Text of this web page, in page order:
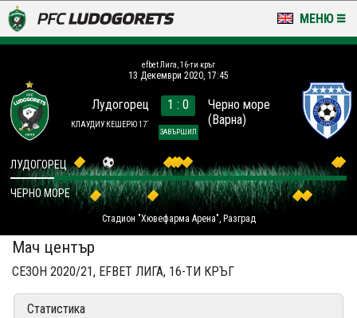
МЕНЮ
LUDOGORETS TV
НА ТЕРЕНА
СТАДИОН & БАЗИ
КЛУБ
ЗА ФЕНОВЕ
efbet Лига, 16-ти кръг
13 Декември 2020, 17:45
Лудогорец
КЛАУДИУ КЕШЕРЮ 17´
1 : 0
ЗАВЪРШИЛ
Черно море
(Варна)
Стадион "Хювефарма Арена", Разград
ЛУДОГОРЕЦ
ЧЕРНО МОРЕ
Мач център
СЕЗОН 2020/21, EFBET ЛИГА, 16-ТИ КРЪГ
Статистика